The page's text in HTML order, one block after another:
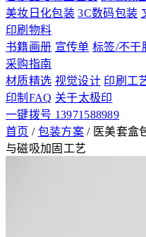
美妆日化包装 3C数码包装
印刷物料
书籍画册 宣传单 标签/不干
采购指南
材质精选 视觉设计 印刷工
印制FAQ 关于太极印
一键拨号 13971588989
首页 / 包装方案 / 医美套盒
与磁吸加固工艺